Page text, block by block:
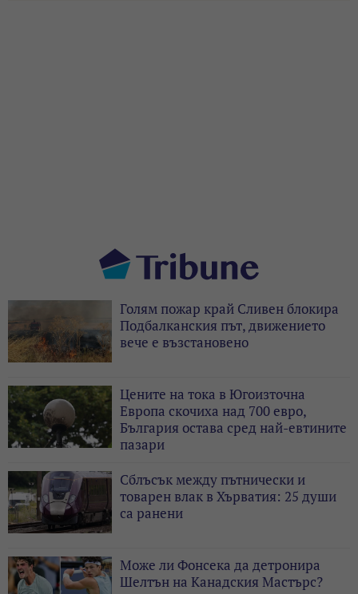
Голям пожар край Сливен блокира
Подбалканския път, движението
вече е възстановено
Цените на тока в Югоизточна
Европа скочиха над 700 евро,
България остава сред най-евтините
пазари
Сблъсък между пътнически и
товарен влак в Хърватия: 25 души
са ранени
Може ли Фонсека да детронира
Шелтън на Канадския Мастърс?